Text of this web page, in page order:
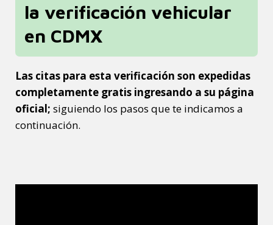
la verificación vehicular
en CDMX
Las citas para esta verificación son expedidas
completamente gratis ingresando a su página
oficial; siguiendo los pasos que te indicamos a
continuación.